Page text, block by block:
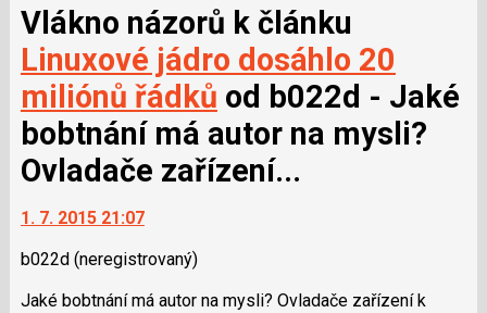
Vlákno názorů k článku
Linuxové jádro dosáhlo 20
miliónů řádků od b022d - Jaké
bobtnání má autor na mysli?
Ovladače zařízení...
1. 7. 2015 21:07
b022d (neregistrovaný)
Jaké bobtnání má autor na mysli? Ovladače zařízení k